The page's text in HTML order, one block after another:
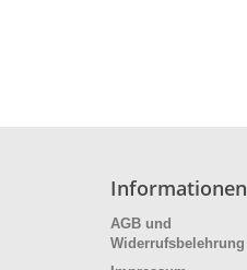
Informationen
AGB und
Widerrufsbelehrung